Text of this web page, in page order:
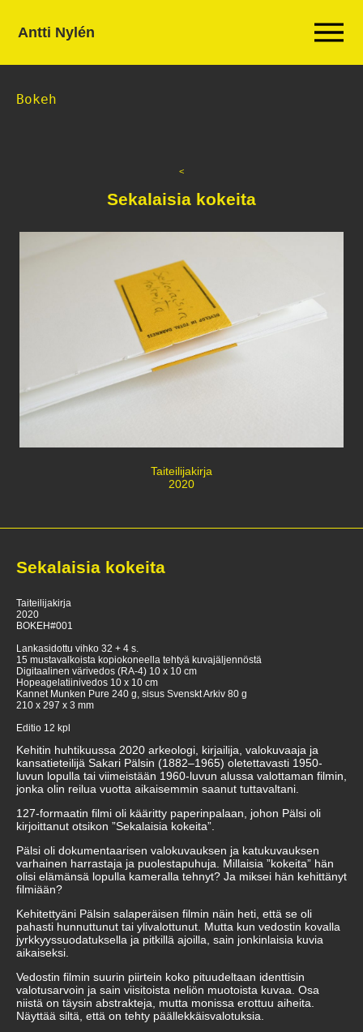
Antti Nylén
Bokeh
Sekalaisia kokeita
Taiteilijakirja
2020
Sekalaisia kokeita
Taiteilijakirja
2020
BOKEH#001
Lankasidottu vihko 32 + 4 s.
15 mustavalkoista kopiokoneella tehtyä kuvajäljennöstä
Digitaalinen värivedos (RA-4) 10 x 10 cm
Hopeagelatiinivedos 10 x 10 cm
Kannet Munken Pure 240 g, sisus Svenskt Arkiv 80 g
210 x 297 x 3 mm
Editio 12 kpl
Kehitin huhtikuussa 2020 arkeologi, kirjailija, valokuvaaja ja
kansatieteilijä Sakari Pälsin (1882–1965) oletettavasti 1950-
luvun lopulla tai viimeistään 1960-luvun alussa valottaman filmin,
jonka olin reilua vuotta aikaisemmin saanut tuttavaltani.
127-formaatin filmi oli kääritty paperinpalaan, johon Pälsi oli
kirjoittanut otsikon ”Sekalaisia kokeita”.
Pälsi oli dokumentaarisen valokuvauksen ja katukuvauksen
varhainen harrastaja ja puolestapuhuja. Millaisia ”kokeita” hän
olisi elämänsä lopulla kameralla tehnyt? Ja miksei hän kehittänyt
filmiään?
Kehitettyäni Pälsin salaperäisen filmin näin heti, että se oli
pahasti hunnuttunut tai ylivalottunut. Mutta kun vedostin kovalla
jyrkkyyssuodatuksella ja pitkillä ajoilla, sain jonkinlaisia kuvia
aikaiseksi.
Vedostin filmin suurin piirtein koko pituudeltaan identtisin
valotusarvoin ja sain viisitoista neliön muotoista kuvaa. Osa
niistä on täysin abstrakteja, mutta monissa erottuu aiheita.
Näyttää siltä, että on tehty päällekkäisvalotuksia.